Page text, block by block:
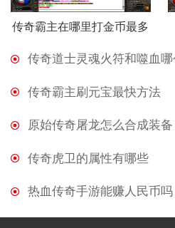
传奇霸主在哪里打金币最多
传奇道士灵魂火符和噬血哪
传奇霸主刷元宝最快方法
原始传奇屠龙怎么合成装备
传奇虎卫的属性有哪些
热血传奇手游能赚人民币吗